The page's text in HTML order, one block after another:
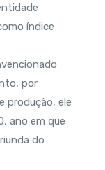
índice
por
produção, ele
ano em que
do